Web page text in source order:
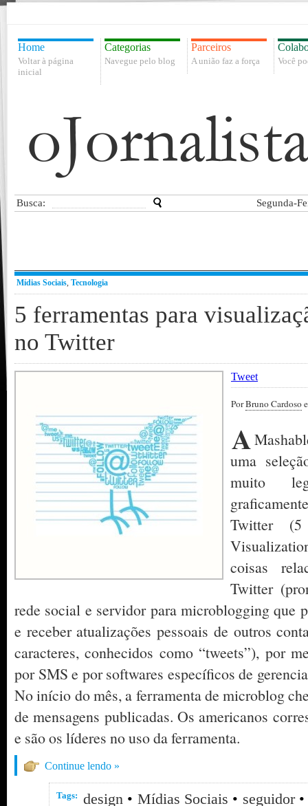
Home
Voltar à página
inicial
Categorias
Navegue pelo blog
Parceiros
A união faz a força Você
Busca: Segunda-
Mídias Sociais, Tecnologia
5 ferramentas para
no Twitter
Tweet
PorBruno Cardoso
A
uma
muito
Twitter
coisas
Twitter
rede social e servidor para microblogging que
e receber atualizações pessoais de outros
caracteres, conhecidos como “tweets”), por
por SMS e por softwares específicos de
No início do mês, a ferramenta de microblog
de mensagens publicadas. Os americanos
e são os líderes no uso da ferramenta.
Continue lendo »
Tags: design • Mídias Sociais • seguidor